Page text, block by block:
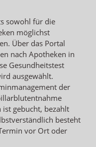
sowohl für die
möglichst
Über das Portal
nach Apotheken in
Gesundheitstest
ausgewählt.
der
gebucht, bezahlt
besteht
vor Ort oder